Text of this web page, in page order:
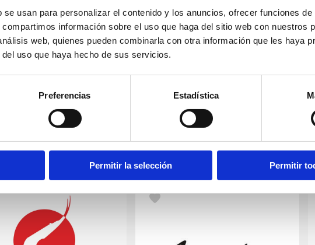
usan para personalizar el contenido y los anuncios, ofrecer funciones de
información sobre el uso que haga del sitio web con nuestros
web, quienes pueden combinarla con otra información que les haya
uso que haya hecho de sus servicios.
Preferencias Estadística
Permitir la selección Permitir